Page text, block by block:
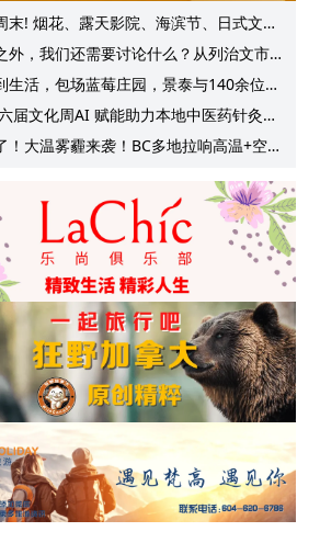
末! 烟花、露天影院、海滨节、日式文化
哥华各种精彩活动上线!
外，我们还需要讨论什么？从列治文市
动议谈起
生活，包场蓝莓庄园，景泰与140余位客
日”莓”好时光
届文化周AI 赋能助力本地中医药针灸服
级！大温雾霾来袭！BC多地拉响高温+空气